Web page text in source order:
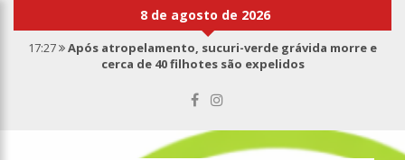
8 de agosto de 2026
17:27
Após atropelamento, sucuri-verde grávida morre e
cerca de 40 filhotes são expelidos
suspeita de botulismo
Saiba quem é Mazinho da Ecobarreira, candidato a vereador
de Manaus (vídeo)